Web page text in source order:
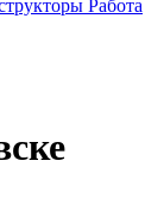
Работа